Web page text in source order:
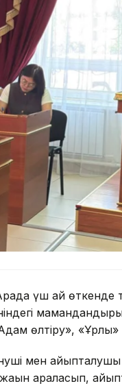
үш ай өткенде
өлтіру»,
мен айыпталушы
араласып,